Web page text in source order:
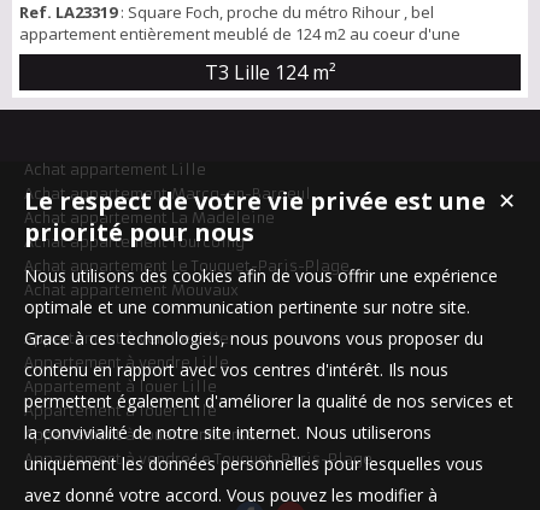
Ref. LA23319: Square Foch, proche du métro Rihour , bel
appartement entièrement meublé de 124 m2 au coeur d'une
résidence avec ascenseur. Situé au 6ème étage, il dispose d'un
large balcon offrant une vue dégagée sur le square et d'une
exposition sud ouest. Entrée spacieuse de 14,84 m2 avec de
T3 Lille 124 m²
Achat appartement Lille
Achat appartement Marcq-en-Baroeul
Achat appartement La Madeleine
Achat appartement Tourcoing
Achat appartement Le Touquet-Paris-Plage
Achat appartement Mouvaux
Appartement à vendre Lille
Appartement à vendre Lille
Appartement à louer Lille
Appartement à louer Lille
Appartement à louer Lambersart
Appartement à vendre Le Touquet-Paris-Plage
✕
Le respect de votre vie privée est une
priorité pour nous
Nous utilisons des cookies afin de vous offrir une expérience
optimale et une communication pertinente sur notre site.
Grace à ces technologies, nous pouvons vous proposer du
contenu en rapport avec vos centres d'intérêt. Ils nous
permettent également d'améliorer la qualité de nos services et
la convivialité de notre site internet. Nous utiliserons
uniquement les données personnelles pour lesquelles vous
avez donné votre accord. Vous pouvez les modifier à